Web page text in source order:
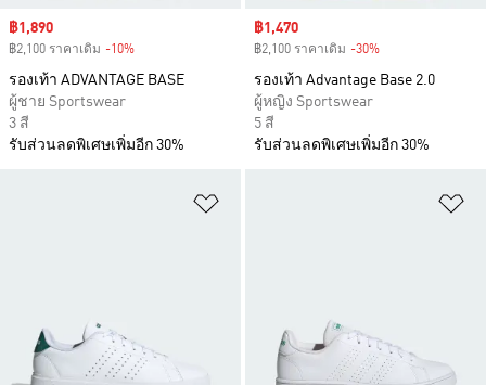
Sale price
฿1,890
฿2,100 ราคาเดิม -10%
รองเท้า ADVANTAGE BASE
ผู้ชาย Sportswear
3 สี
รับส่วนลดพิเศษเพิ่มอีก 30%
Sale price
฿1,470
฿2,100 ราคาเดิม -30%
รองเท้า Advantage Base 2.0
ผู้หญิง Sportswear
5 สี
รับส่วนลดพิเศษเพิ่มอีก 30%